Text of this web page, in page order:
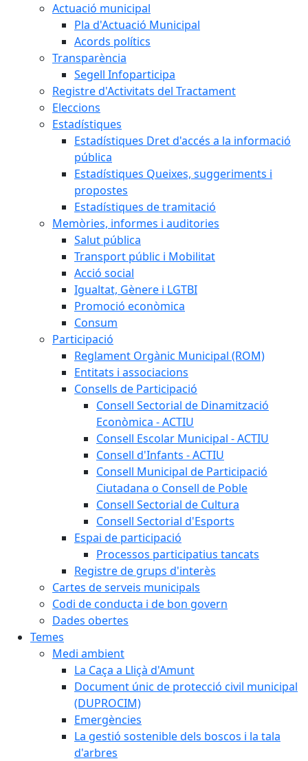
Actuació municipal
Pla d'Actuació Municipal
Acords polítics
Transparència
Segell Infoparticipa
Registre d'Activitats del Tractament
Eleccions
Estadístiques
Estadístiques Dret d'accés a la informació
pública
Estadístiques Queixes, suggeriments i
propostes
Estadístiques de tramitació
Memòries, informes i auditories
Salut pública
Transport públic i Mobilitat
Acció social
Igualtat, Gènere i LGTBI
Promoció econòmica
Consum
Participació
Reglament Orgànic Municipal (ROM)
Entitats i associacions
Consells de Participació
Consell Sectorial de Dinamització
Econòmica - ACTIU
Consell Escolar Municipal - ACTIU
Consell d'Infants - ACTIU
Consell Municipal de Participació
Ciutadana o Consell de Poble
Consell Sectorial de Cultura
Consell Sectorial d'Esports
Espai de participació
Processos participatius tancats
Registre de grups d'interès
Cartes de serveis municipals
Codi de conducta i de bon govern
Dades obertes
Temes
Medi ambient
La Caça a Lliçà d'Amunt
Document únic de protecció civil municipal
(DUPROCIM)
Emergències
La gestió sostenible dels boscos i la tala
d'arbres